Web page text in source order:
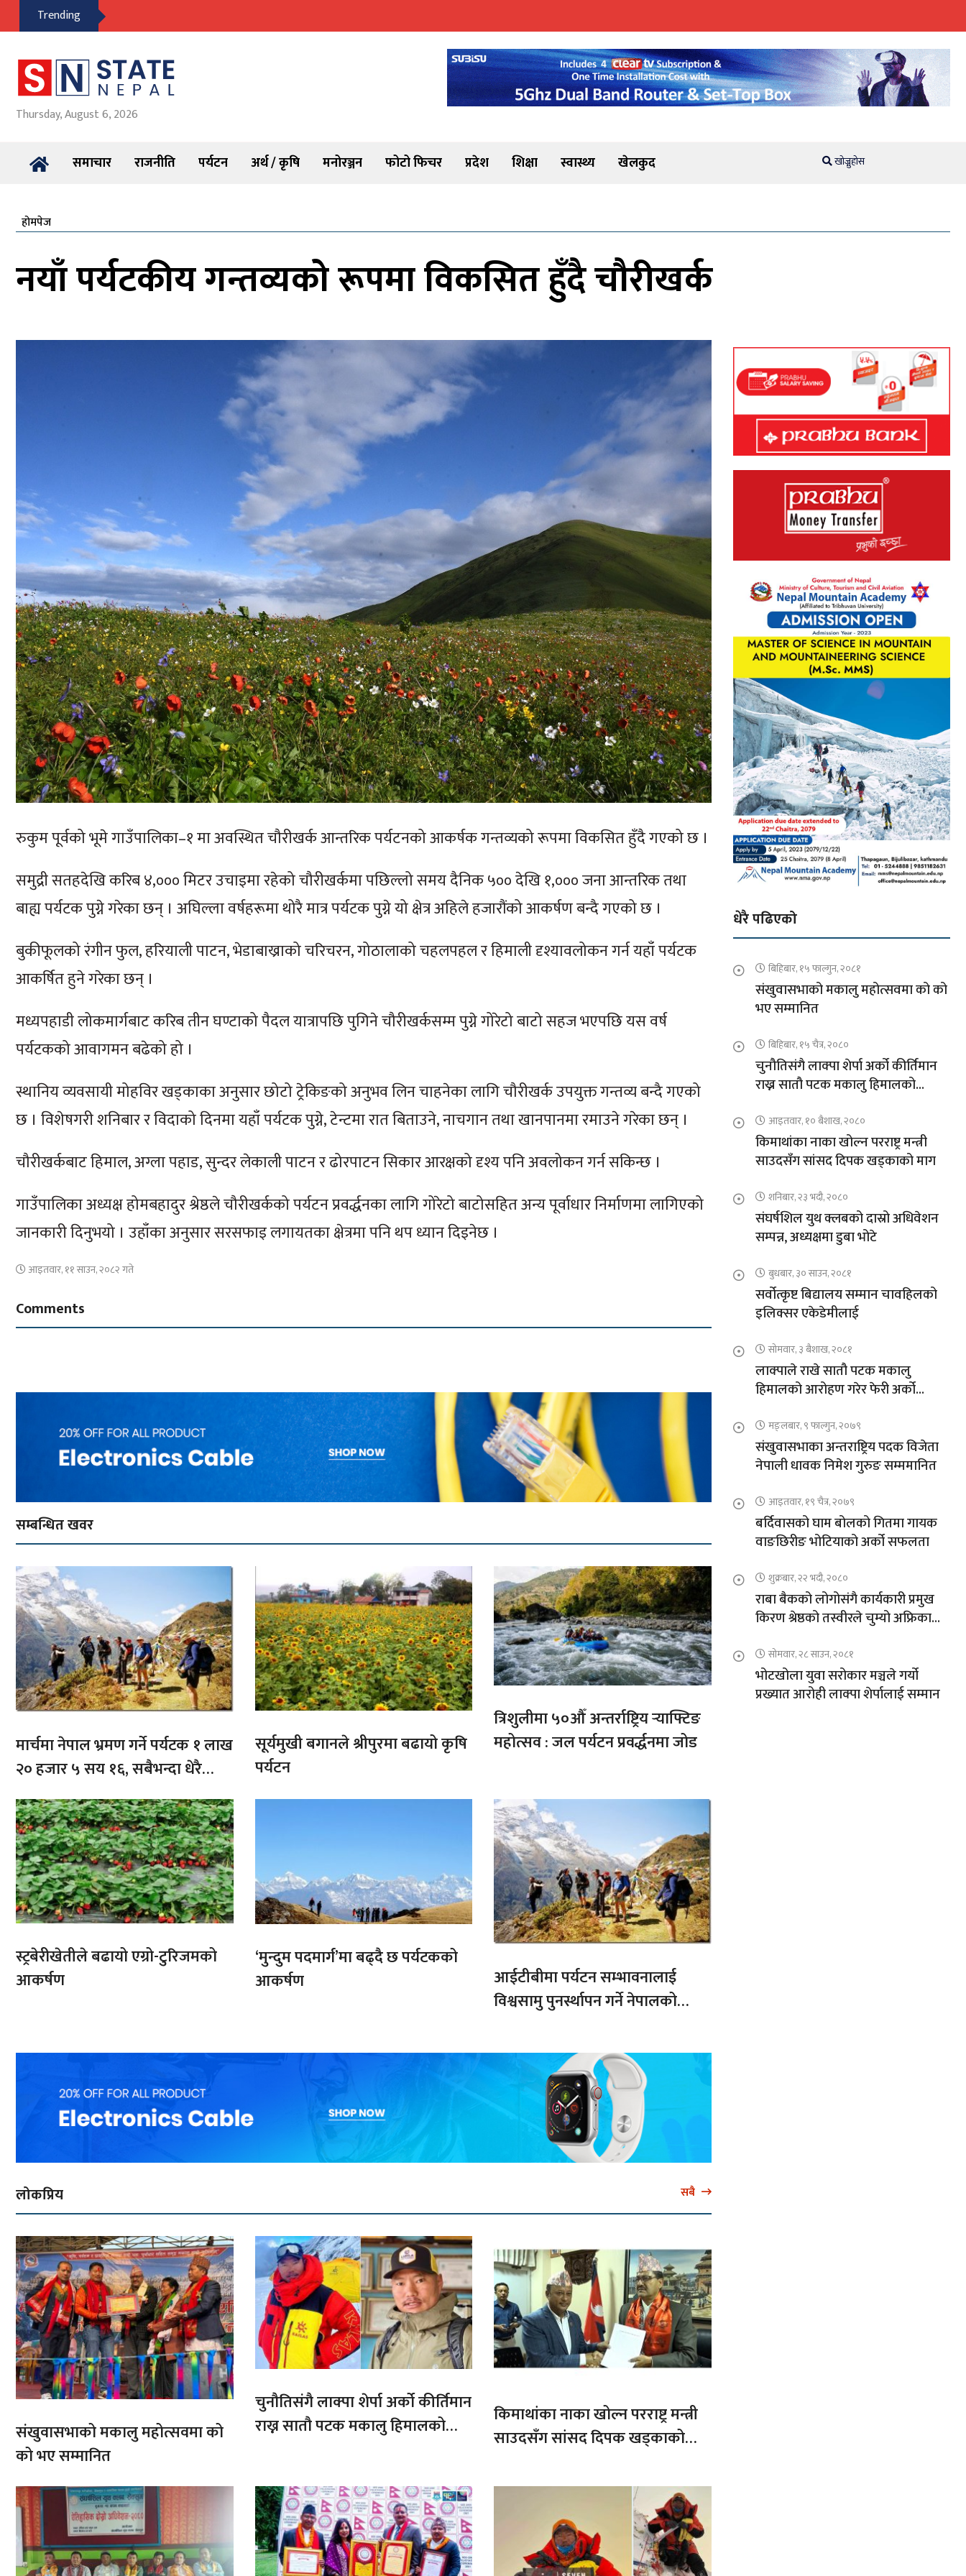
Trending
Thursday, August 6, 2026
समाचार राजनीति पर्यटन अर्थ / कृषि मनोरञ्जन फोटो फिचर प्रदेश शिक्षा स्वास्थ्य खेलकुद खोज्नुहोस
होमपेज
नयाँ पर्यटकीय गन्तव्यको रूपमा विकसित हुँदै चौरीखर्क
रुकुम पूर्वको भूमे गाउँपालिका–१ मा अवस्थित चौरीखर्क आन्तरिक पर्यटनको आकर्षक गन्तव्यको रूपमा विकसित हुँदै गएको छ ।
समुद्री सतहदेखि करिब ४,००० मिटर उचाइमा रहेको चौरीखर्कमा पछिल्लो समय दैनिक ५०० देखि १,००० जना आन्तरिक तथा
बाह्य पर्यटक पुग्ने गरेका छन् । अघिल्ला वर्षहरूमा थोरै मात्र पर्यटक पुग्ने यो क्षेत्र अहिले हजारौंको आकर्षण बन्दै गएको छ ।
बुकीफूलको रंगीन फुल, हरियाली पाटन, भेडाबाख्राको चरिचरन, गोठालाको चहलपहल र हिमाली दृश्यावलोकन गर्न यहाँ पर्यटक
आकर्षित हुने गरेका छन् ।
मध्यपहाडी लोकमार्गबाट करिब तीन घण्टाको पैदल यात्रापछि पुगिने चौरीखर्कसम्म पुग्ने गोरेटो बाटो सहज भएपछि यस वर्ष
पर्यटकको आवागमन बढेको हो ।
स्थानिय व्यवसायी मोहविर खड्काका अनुसार छोटो ट्रेकिङको अनुभव लिन चाहनेका लागि चौरीखर्क उपयुक्त गन्तव्य बन्दै गएको
छ । विशेषगरी शनिबार र विदाको दिनमा यहाँ पर्यटक पुग्ने, टेन्टमा रात बिताउने, नाचगान तथा खानपानमा रमाउने गरेका छन् ।
चौरीखर्कबाट हिमाल, अग्ला पहाड, सुन्दर लेकाली पाटन र ढोरपाटन सिकार आरक्षको दृश्य पनि अवलोकन गर्न सकिन्छ ।
गाउँपालिका अध्यक्ष होमबहादुर श्रेष्ठले चौरीखर्कको पर्यटन प्रवर्द्धनका लागि गोरेटो बाटोसहित अन्य पूर्वाधार निर्माणमा लागिएको
जानकारी दिनुभयो । उहाँका अनुसार सरसफाइ लगायतका क्षेत्रमा पनि थप ध्यान दिइनेछ ।
आइतवार, ११ साउन, २०८२ गते
Comments
सम्बन्धित खवर
मार्चमा नेपाल भ्रमण गर्ने पर्यटक १ लाख
२० हजार ५ सय १६, सबैभन्दा धेरै
भारतबाट
सूर्यमुखी बगानले श्रीपुरमा बढायो कृषि
पर्यटन
त्रिशुलीमा ५०औँ अन्तर्राष्ट्रिय र्‍याफ्टिङ
महोत्सव : जल पर्यटन प्रवर्द्धनमा जोड
स्ट्रबेरीखेतीले बढायो एग्रो-टुरिजमको
आकर्षण
‘मुन्दुम पदमार्ग’मा बढ्दै छ पर्यटकको
आकर्षण
आईटीबीमा पर्यटन सम्भावनालाई
विश्वसामु पुनर्स्थापन गर्ने नेपालको
लोकप्रिय सबै
संखुवासभाको मकालु महोत्सवमा को
को भए सम्मानित
चुनौतिसंगै लाक्पा शेर्पा अर्को कीर्तिमान
राख्न सातौ पटक मकालु हिमालको
किमाथांका नाका खोल्न परराष्ट्र मन्त्री
साउदसँग सांसद दिपक खड्काको
धेरै पढिएको
बिहिबार, १५ फाल्गुन, २०८१
संखुवासभाको मकालु महोत्सवमा को को
भए सम्मानित
बिहिबार, १५ चैत्र, २०८०
चुनौतिसंगै लाक्पा शेर्पा अर्को कीर्तिमान
राख्न सातौ पटक मकालु हिमालको
आइतवार, १० बैशाख, २०८०
किमाथांका नाका खोल्न परराष्ट्र मन्त्री
साउदसँग सांसद दिपक खड्काको माग
शनिबार, २३ भदौ, २०८०
संघर्षशिल युथ क्लबको दास्रो अधिवेशन
सम्पन्न, अध्यक्षमा डुबा भोटे
बुधबार, ३० साउन, २०८१
सर्वोत्कृष्ट बिद्यालय सम्मान चावहिलको
इलिक्सर एकेडेमीलाई
सोमवार, ३ बैशाख, २०८१
लाक्पाले राखे सातौ पटक मकालु
हिमालको आरोहण गरेर फेरी अर्को
मङ्लबार, ९ फाल्गुन, २०७९
संखुवासभाका अन्तराष्ट्रिय पदक विजेता
नेपाली धावक निमेश गुरुङ सम्ममानित
आइतवार, १९ चैत्र, २०७९
बर्दिवासको घाम बोलको गितमा गायक
वाङछिरीङ भोटियाको अर्को सफलता
शुक्रबार, २२ भदौ, २०८०
राबा बैकको लोगोसंगै कार्यकारी प्रमुख
किरण श्रेष्ठको तस्वीरले चुम्यो अफ्रिकाको
सोमवार, २८ साउन, २०८१
भोटखोला युवा सरोकार मञ्चले गर्यो
प्रख्यात आरोही लाक्पा शेर्पालाई सम्मान